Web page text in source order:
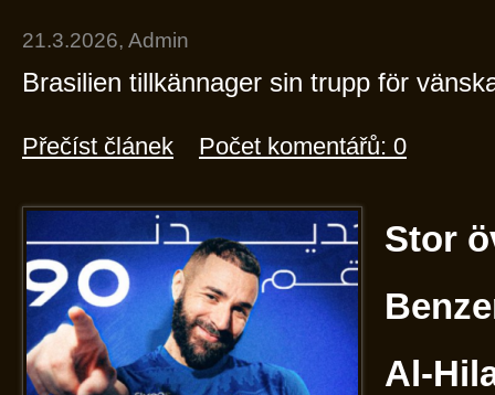
21.3.2026, Admin
Brasilien tillkännager sin trupp för
Přečíst článek Počet komentářů: 0
Stor
Al-